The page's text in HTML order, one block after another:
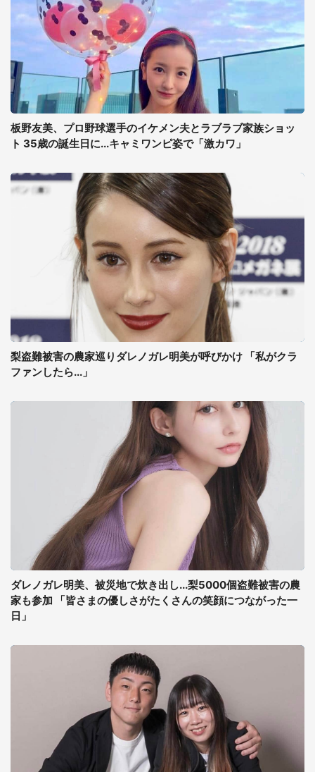
板野友美、プロ野球選手のイケメン夫とラブラブ家族ショッ
ト 35歳の誕生日に...キャミワンピ姿で「激カワ」
梨盗難被害の農家巡りダレノガレ明美が呼びかけ 「私がクラ
ファンしたら...」
ダレノガレ明美、被災地で炊き出し...梨5000個盗難被害の農
家も参加 「皆さまの優しさがたくさんの笑顔につながった一
日」